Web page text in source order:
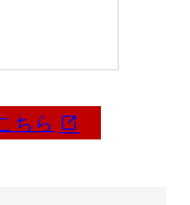
ちら